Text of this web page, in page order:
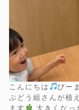
こんにちは ぴー
ぶどう組さんが植
ます
大きくなっ